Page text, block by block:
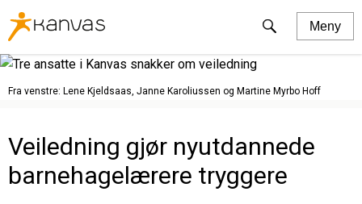
Kanvas
logo
Meny
Våre barnehager
Ledige stillinger
Kompetanse
Søk
Fra venstre: Lene Kjeldsaas, Janne Karoliussen og Martine Myrbo Hoff
Veiledning gjør nyutdannede
barnehagelærere tryggere